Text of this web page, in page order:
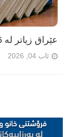
عێراق زیاتر لە 186 تریلیۆن دینار قەرزدارە
ئاب 04, 2026